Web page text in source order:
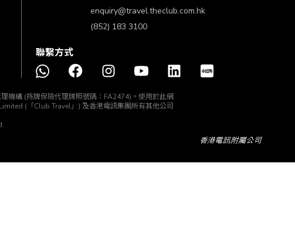
enquiry@travel.theclub.com.hk
(852) 183 3100
聯繫方式
機構 (持牌保險代理牌照號碼：FA2474)。使用於此網
(「Club Travel」) 及香港電訊集團所有其他公司